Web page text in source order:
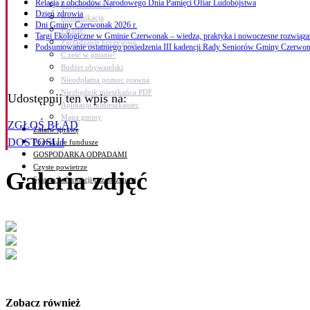
Bezpieczeństwo
Komunikacja
Parafie
Zarządzanie kryzysowe
C.ześć w gminie!
Budżet obywatelski
Nieodpłatna pomoc prawna
Niezbędnik mieszkańca PDF
Aplikacja mMieszkaniec
Mapa gminy
Załatw sprawę
Pozyskane fundusze
GOSPODARKA ODPADAMI
Czyste powietrze
System Informacji przestrzennej
Relacja z obchodów Narodowego Dnia Pamięci Ofiar Ludobójstwa
Dzień zdrowia
Dni Gminy Czerwonak 2026 r.
Targi Ekologiczne w Gminie Czerwonak – wiedza, praktyka i nowoczesne
Podsumowanie ostatniego posiedzenia III kadencji Rady Seniorów Gminy
Udostępnij ten wpis na:
ZGŁOŚ BŁĄD
DOSTOSUJ
Galeria zdjęć
Zobacz również